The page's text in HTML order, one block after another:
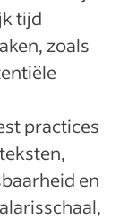
tijd
zoals
practices
en